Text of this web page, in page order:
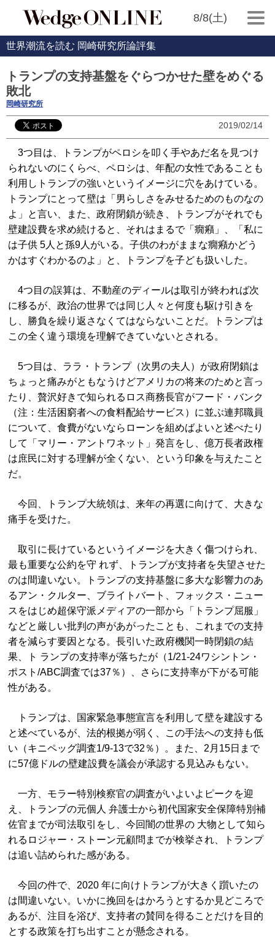
8/8(土)
世界潮流を読む 岡崎研究所論評集
トランプの支持基盤をぐらつかせた壁をめぐる
敗北
岡崎研究所
2019/02/14
3つ目は、トランプがペロシを叩く手やあだ名を見つけ
られないのにくらべ、ペロシは、年配の女性であることも
利用しトランプの強いというイメージに穴をあけている。
トランプにとって壁は「男らしさをみせるためのものなの
よ」と言い、また、政府閉鎖が続き、トランプがそれでも
壁建設費を求め続けると、それはまるで「癇癪」、「私に
は子供 5人と孫9人がいる。子供のわがままな癇癪かどう
かはすぐわかるのよ」と、トランプを子ども扱いした。
4つ目の誤算は、不動産のディールは取引が終われば次
に移るが、政治の世界では同じ人々と何度も駆け引きを
し、勝負を繰り返さなくてはならないことだ。トランプは
この全く違う環境を理解できていないとされる。
5つ目は、ララ・トランプ（次男の夫人）が政府閉鎖は
ちょっと痛みがともなうけどアメリカの将来のためと言っ
たり、贅沢好きで知られるロス商務長官がフード・バンク
（注：生活困窮者への食料配給サービス）に並ぶ連邦職員
について、食費がないならローンを組めばよいと述べたり
して「マリー・アントワネット」発言をし、億万長者政権
は庶民に対する理解が全くない、という印象を与えたこと
だ。
今回、トランプ大統領は、来年の再選に向けて、大きな
痛手を受けた。
取引に長けているというイメージを大きく傷つけられ、
最も重要な公約を守 れず、トランプが支持者を失望させた
のは間違いない。トランプの支持基盤に多大な影響力のあ
るアン・クルター、ブライトバート、フォックス・ニュー
スをはじめ超保守派メディアの一部から「トランプ屈服」
などと厳しい批判の声があがったことも、これまでの支持
者を減らす要因となる。長引いた政府機関一時閉鎖の結
果、ト ランプの支持率が落ちたが（1/21-24ワシントン・
ポスト/ABC調査では37％）、さらに支持率が下がる可能
性がある。
トランプは、国家緊急事態宣言を利用して壁を建設する
と述べているが、法的根拠が弱く、この手法への支持も低
い（キニペッグ調査1/9-13で32％）。また、2月15日まで
に57億ドルの壁建設費を議会が承認する見込みもない。
一方、モラー特別検察官の調査がいよいよピークを迎
え、トランプの元個人 弁護士から初代国家安全保障特別補
佐官までが司法取引をし、今回闇の世界の 大物として知ら
れるロジャー・ストーン元顧問までが検挙され、トランプ
は追い詰められた感がある。
今回の件で、2020 年に向けトランプが大きく躓いたの
は間違いない。いかに挽回をはかろうとするか見どころで
あるが、注目を浴び、支持者の賛同を得ることだけを目的
とする政策を打ち出すことが懸念される。